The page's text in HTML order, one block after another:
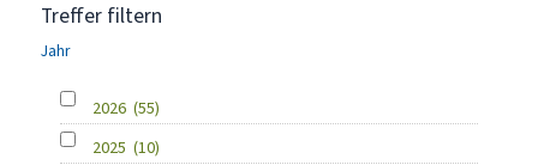
Treffer filtern
Jahr
2026 (55)
2025 (10)